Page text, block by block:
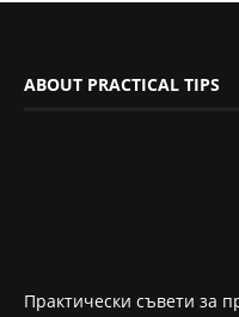
ABOUT PRACTICAL TIPS
Практически съвети за